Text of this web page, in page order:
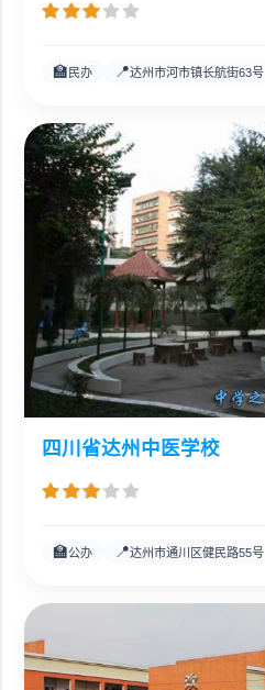
🏫 民办 📍达州市河市镇长航街63号
四川省达州中医学校
🏫公办 📍达州市通川区健民路55号